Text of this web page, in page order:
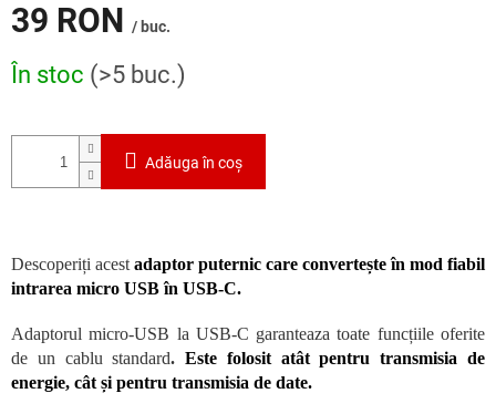
39 RON / buc.
Evaluare
preţ:
În stoc (>5 buc.)
Adăuga în coş
Descoperiți acest adaptor puternic care convertește în mod fiabil
intrarea micro USB în USB-C.
Adaptorul micro-USB la USB-C garanteaza toate funcțiile oferite
de un cablu standard.Este folosit atât pentru transmisia de
energie, cât și pentru transmisia de date.